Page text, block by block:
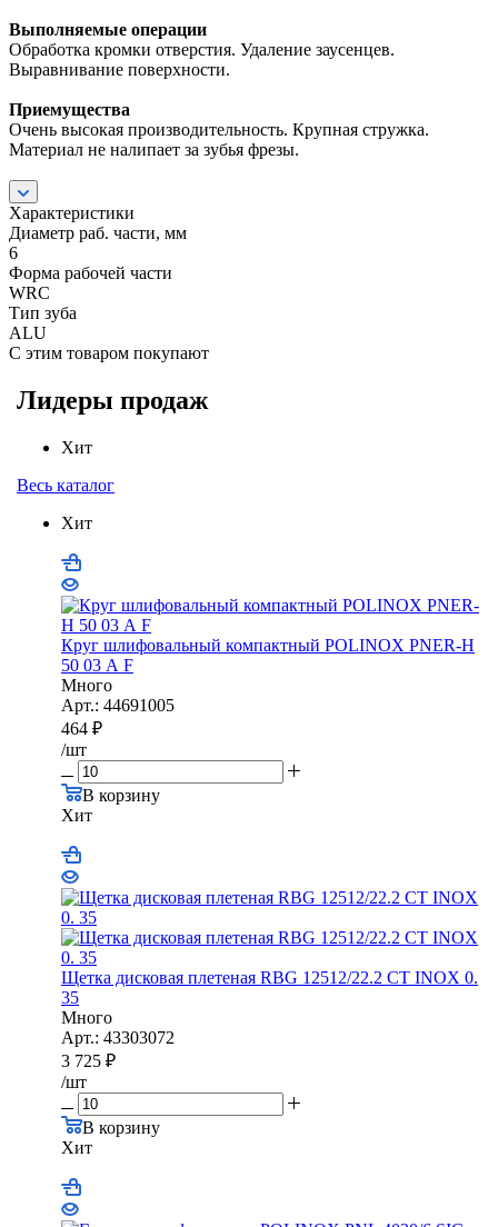
Выполняемые операции
Обработка кромки отверстия. Удаление заусенцев.
Выравнивание поверхности.
Приемущества
Очень высокая производительность. Крупная стружка.
Материал не налипает за зубья фрезы.
Характеристики
Диаметр раб. части, мм
6
Форма рабочей части
WRC
Тип зуба
ALU
С этим товаром покупают
Лидеры продаж
Хит
Весь каталог
Хит
Круг шлифовальный компактный POLINOX PNER-Н
50 03 А F
Много
Арт.: 44691005
464 ₽
/шт
В корзину
Хит
Щетка дисковая плетеная RBG 12512/22.2 CТ INOX 0.
35
Много
Арт.: 43303072
3 725 ₽
/шт
В корзину
Хит